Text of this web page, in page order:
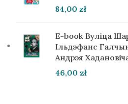
84,00 zł
E-book Вуліца
Ільдэфанс
Андрэя
46,00 zł